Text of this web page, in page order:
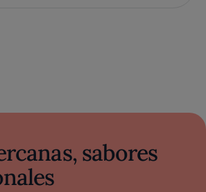
sabores